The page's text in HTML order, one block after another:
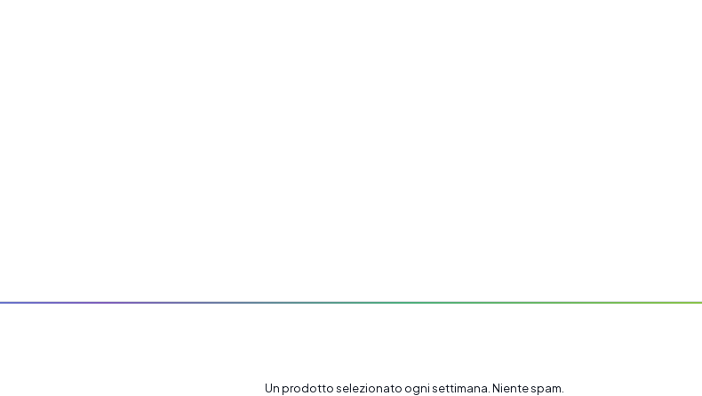
Un prodotto selezionato ogni settimana. Niente spam.